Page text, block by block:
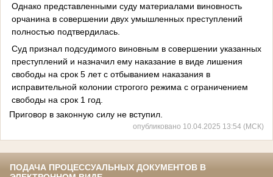
Однако представленными суду материалами виновность
орчанина в совершении двух умышленных преступлений
полностью подтвердилась.
Суд признал подсудимого виновным в совершении указанных
преступлений и назначил ему наказание в виде лишения
свободы на срок 5 лет с отбыванием наказания в
исправительной колонии строгого режима с ограничением
свободы на срок 1 год.
Приговор в законную силу не вступил.
опубликовано 10.04.2025 13:54 (МСК)
ПОДАЧА ПРОЦЕССУАЛЬНЫХ ДОКУМЕНТОВ В